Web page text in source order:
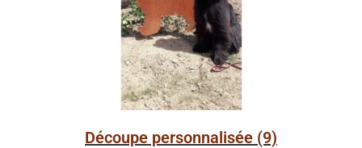
Découpe personnalisée (9)